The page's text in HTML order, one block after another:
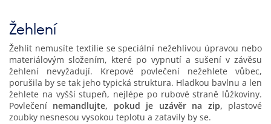
Žehlení
Žehlit nemusíte textilie se speciální nežehlivou úpravou nebo
materiálovým složením, které po vypnutí a sušení v závěsu
žehlení nevyžadují. Krepové povlečení nežehlete vůbec,
porušila by se tak jeho typická struktura. Hladkou bavlnu a len
žehlete na vyšší stupeň, nejlépe po rubové straně lůžkoviny.
Povlečení nemandlujte, pokud je uzávěr na zip, plastové
zoubky nesnesou vysokou teplotu a zatavily by se.